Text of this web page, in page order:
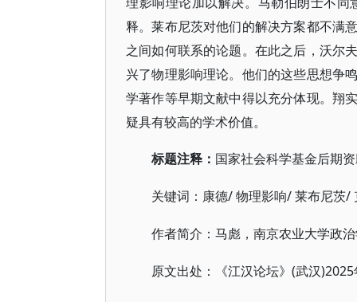
释。莱布尼茨对他们的解决方案都不满
之间如何联系的论题。在此之后，沃尔
兴了物理影响理论。他们的这些思想争
学著作等早期文献中得以充分体现。翔
疑具有较高的学术价值。
标题注释： 国家社会科学基金后期
关键词：康德/ 物理影响/ 莱布尼茨/
作者简介：马彪，南京农业大学政
原文出处：《江汉论坛》 (武汉